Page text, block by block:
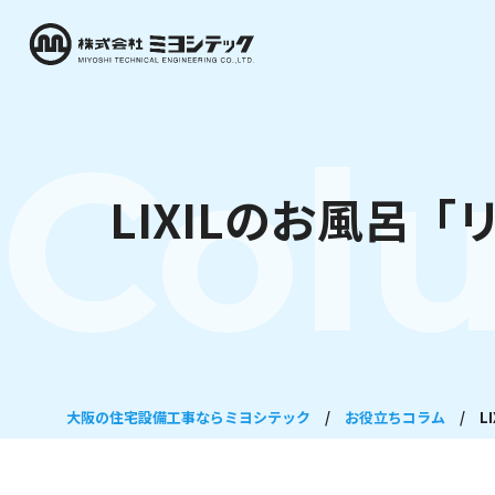
LIXILのお風呂「
大阪の住宅設備工事ならミヨシテック / お役立ちコラム /